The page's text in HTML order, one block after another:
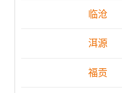
临沧
洱源
福贡